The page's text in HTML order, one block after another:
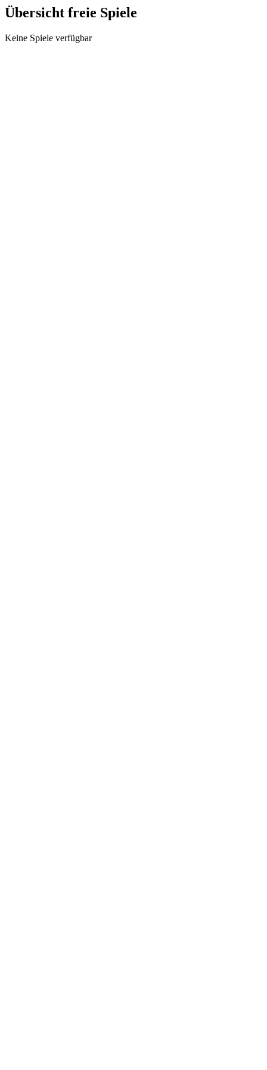
Übersicht freie Spiele
Keine Spiele verfügbar